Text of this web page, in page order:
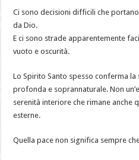
Ci sono decisioni difficili che
da Dio.
E ci sono strade apparentemente
vuoto e oscurità.
Lo Spirito Santo spesso conferma
profonda e soprannaturale. Non
serenità interiore che rimane anche
esterne.
Quella pace non significa sempre